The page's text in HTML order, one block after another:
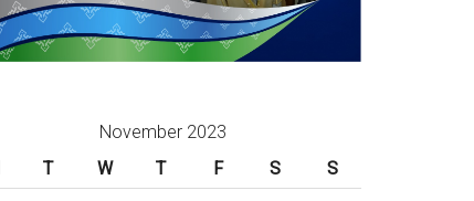
November 2023
T W T F S S